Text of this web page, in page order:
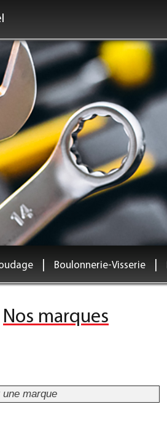
Boulonnerie-Visserie
Nos marques